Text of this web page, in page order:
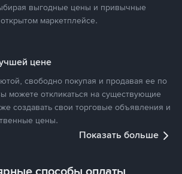
выгодные цены и привычные
маркетплейсе.
цене
свободно покупая и продавая ее по
можете откликаться на существующие
создавать свои торговые объявления и
цены.
Показать больше